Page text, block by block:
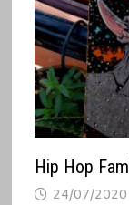
Hip Hop
24/07/2020